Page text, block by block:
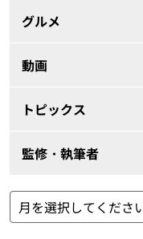
グルメ
動画
トピックス
監修・執筆者